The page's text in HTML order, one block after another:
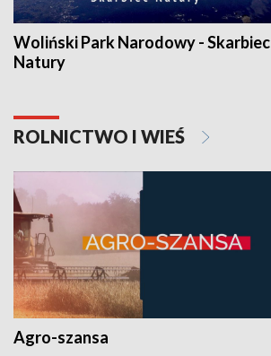
Woliński Park Narodowy - Skarbiec
Natury
ROLNICTWO I WIEŚ
Agro-szansa